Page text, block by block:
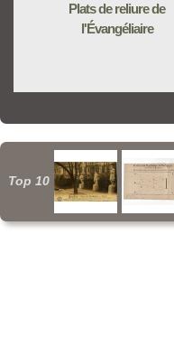
Plats de reliure de
l'Évangéliaire
Top 10